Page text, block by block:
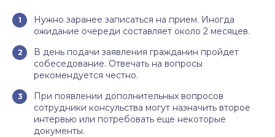
Нужно заранее записаться на прием. Иногда
ожидание очереди составляет около 2 месяцев.
В день подачи заявления гражданин пройдет
собеседование. Отвечать на вопросы
рекомендуется честно.
При появлении дополнительных вопросов
сотрудники консульства могут назначить второе
интервью или потребовать еще некоторые
документы.